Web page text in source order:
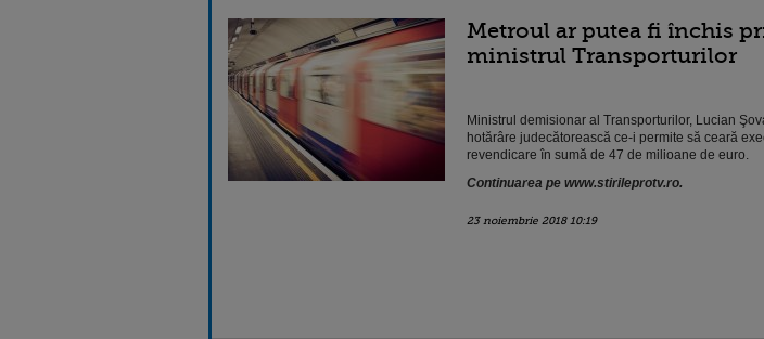
Metroul ar putea fi închis
ministrul Transporturilor
Ministrul demisionar al Transporturilor, Lucian
hotărâre judecătorească ce-i permite să ceară
revendicare în sumă de 47 de milioane de euro.
Continuarea pe www.stirileprotv.ro.
23 noiembrie 2018 10:19